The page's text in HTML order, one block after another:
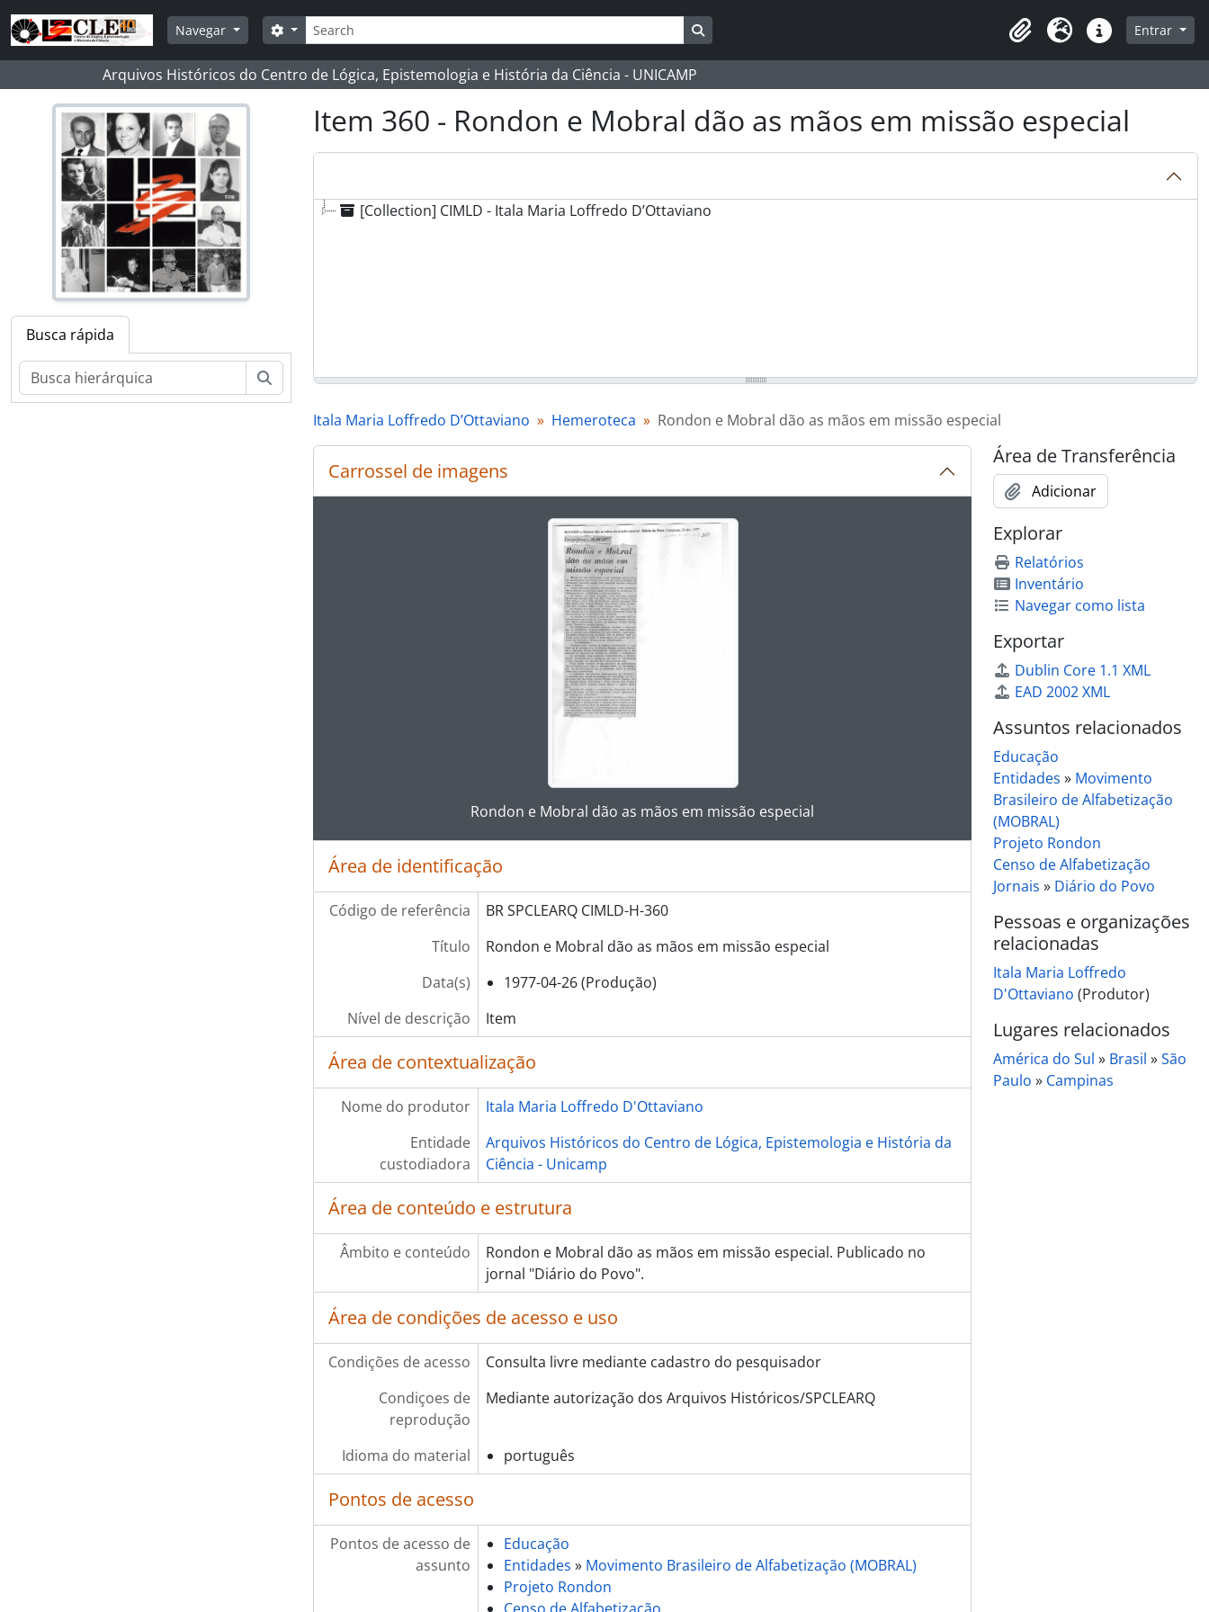
Skip to main content
Navegar
Buscar
Opções de busca
Clipboard
Idioma Atalhos Entrar
Arquivos Históricos do Centro de Lógica, Epistemologia e História da Ciência - UNICAMP
Busca rápida
Buscar
Item 360 - Rondon e Mobral dão as mãos em missão especial
[Collection] CIMLD - Itala Maria Loffredo D’Ottaviano
Itala Maria Loffredo D’Ottaviano Hemeroteca Rondon e Mobral dão as mãos em missão especial
Carrossel de imagens
Ao alterar o slide atual deste carrossel, o título da descrição exibido no carrossel seguinte será alterado. Clicando em
Ao clicar no link deste título da descrição a página de visualização da descrição deste objeto digital será aberta. O texto
Rondon e Mobral dão as mãos em missão especial
Área de identificação
Código de referência
BR SPCLEARQ CIMLD-H-360
Título
Rondon e Mobral dão as mãos em missão especial
Data(s)
1977-04-26 (Produção)
Nível de descrição
Item
Área de contextualização
Nome do produtor
Itala Maria Loffredo D'Ottaviano
Entidade
custodiadora
Arquivos Históricos do Centro de Lógica, Epistemologia e História da
Ciência - Unicamp
Área de conteúdo e estrutura
Âmbito e conteúdo
Rondon e Mobral dão as mãos em missão especial. Publicado no
jornal "Diário do Povo".
Área de condições de acesso e uso
Condições de acesso
Consulta livre mediante cadastro do pesquisador
Condiçoes de
reprodução
Mediante autorização dos Arquivos Históricos/SPCLEARQ
Idioma do material português
Pontos de acesso
Pontos de acesso de
assunto
Educação
Entidades » Movimento Brasileiro de Alfabetização (MOBRAL)
Projeto Rondon
Área de Transferência
Adicionar
Explorar
Relatórios
Inventário
Navegar como lista
Exportar
Dublin Core 1.1 XML
EAD 2002 XML
Assuntos relacionados
Educação
Entidades » Movimento
Brasileiro de Alfabetização
(MOBRAL)
Projeto Rondon
Censo de Alfabetização
Jornais » Diário do Povo
Pessoas e organizações
relacionadas
Itala Maria Loffredo
D'Ottaviano (Produtor)
Lugares relacionados
América do Sul » Brasil »São
Paulo » Campinas